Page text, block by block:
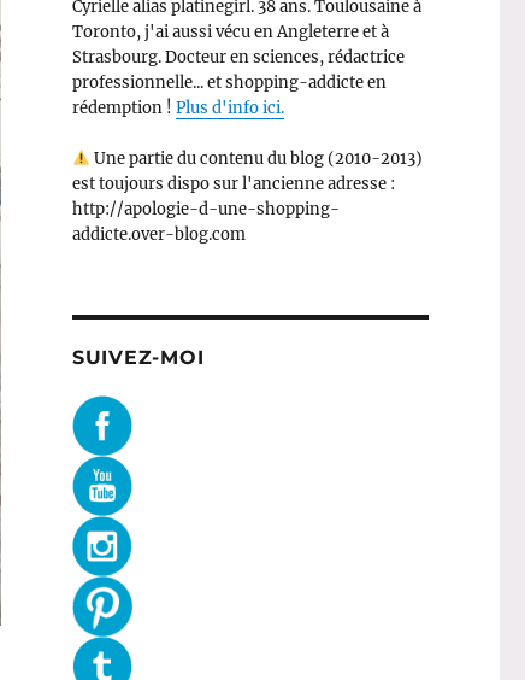
Cyrielle alias platinegirl. 38 ans. Toulousaine à
Toronto, j'ai aussi vécu en Angleterre et à
Strasbourg. Docteur en sciences, rédactrice
professionnelle... et shopping-addicte en
rédemption ! Plus d'info ici.
Une partie du contenu du blog (2010-2013)
est toujours dispo sur l'ancienne adresse :
http://apologie-d-une-shopping-
addicte.over-blog.com
SUIVEZ-MOI